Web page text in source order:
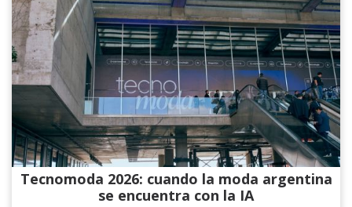
Tecnomoda 2026: cuando la moda argentina
se encuentra con la IA